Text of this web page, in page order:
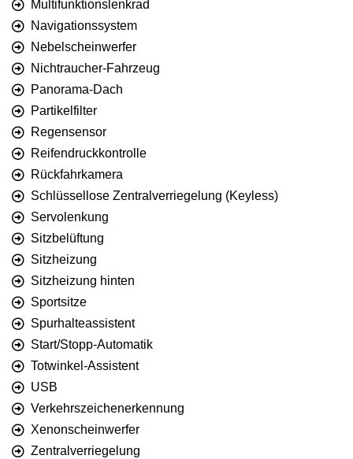
Multifunktionslenkrad
Navigationssystem
Nebelscheinwerfer
Nichtraucher-Fahrzeug
Panorama-Dach
Partikelfilter
Regensensor
Reifendruckkontrolle
Rückfahrkamera
Schlüssellose Zentralverriegelung (Keyless)
Servolenkung
Sitzbelüftung
Sitzheizung
Sitzheizung hinten
Sportsitze
Spurhalteassistent
Start/Stopp-Automatik
Totwinkel-Assistent
USB
Verkehrszeichenerkennung
Xenonscheinwerfer
Zentralverriegelung